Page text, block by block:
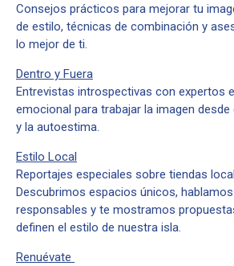
Consejos prácticos para mejorar tu
de estilo, técnicas de combinación y
lo mejor de ti.
Dentro y Fuera
Entrevistas introspectivas con expertos
emocional para trabajar la imagen
y la autoestima.
Estilo Local
Reportajes especiales sobre tiendas
Descubrimos espacios únicos,
responsables y te mostramos
definen el estilo de nuestra isla.
Renuévate